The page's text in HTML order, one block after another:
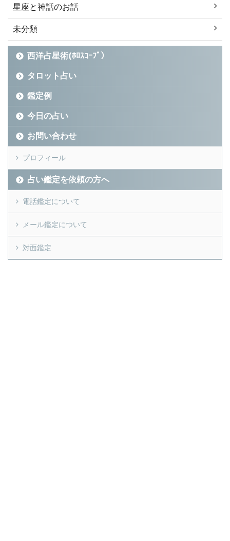
星座と神話のお話
未分類
西洋占星術(ﾎﾛｽｺｰﾌﾟ）
タロット占い
鑑定例
今日の占い
お問い合わせ
プロフィール
占い鑑定を依頼の方へ
電話鑑定について
メール鑑定について
対面鑑定